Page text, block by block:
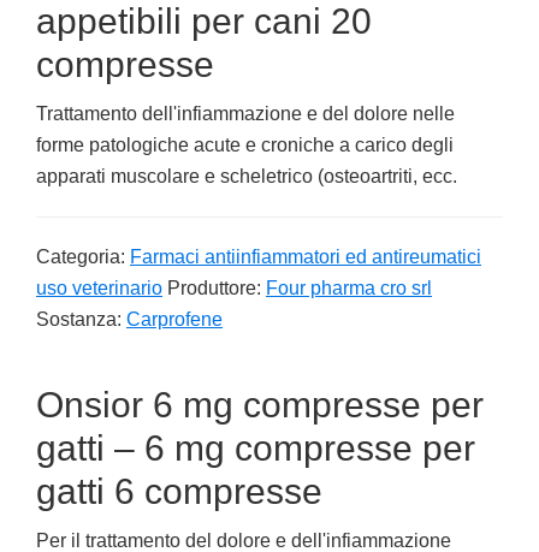
appetibili per cani 20
compresse
Trattamento dell'infiammazione e del dolore nelle
forme patologiche acute e croniche a carico degli
apparati muscolare e scheletrico (osteoartriti, ecc.
Categoria: Farmaci antiinfiammatori ed antireumatici
uso veterinario Produttore: Four pharma cro srl
Sostanza: Carprofene
Onsior 6 mg compresse per
gatti – 6 mg compresse per
gatti 6 compresse
Per il trattamento del dolore e dell'infiammazione